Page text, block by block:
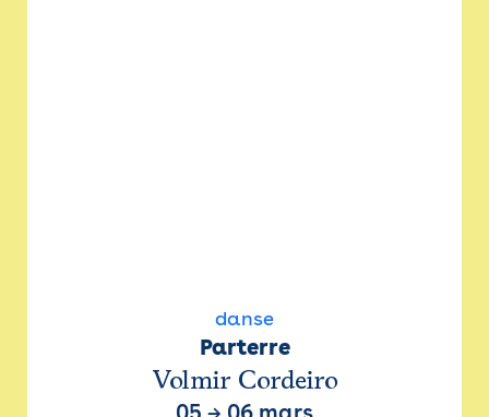
danse
Parterre
Volmir Cordeiro